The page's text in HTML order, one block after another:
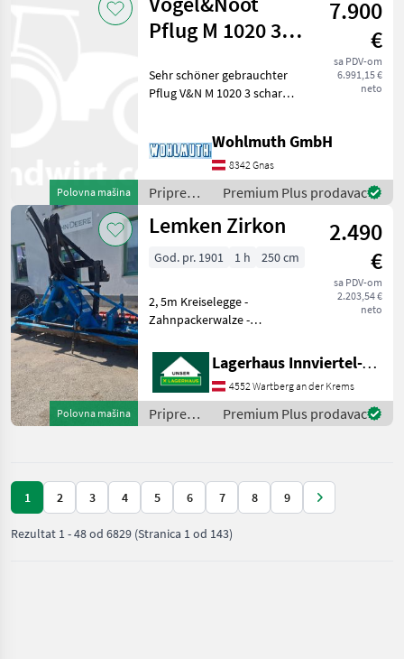
(plugovi,
kultivatori,
tanjurače
Stekro
Polovna mašina
Pflug M 1020 3
7.900
€
sa PDV-om
6.991,15 €
neto
Sehr schöner gebrauchter
Pflug V&N M 1020 3 schar
Vorschäler, Scheibensech,
Pendelstützrad, Hidraulični
plug obrtač, Br
Wohlmuth GmbH
8342 Gnas
Priprema/
obrada tla
(plugovi,
tanjurače
Vogel&Noot
Premium Plus prodavac
Polovna mašina
Lemken Zirkon
2.490
€
sa PDV-om
2.203,54 €
neto
God. pr. 1901 1 h 250 cm
2, 5m Kreiselegge -
Zahnpackerwalze -
Zapfwellendurchtrieb Roto
drljača, Kuka za kačenje,
Stražnji marker za tragove,
Priključno vratilo (ka
Lagerhaus Innviertel-Traunviertel-Urfahr eGen, Wartberg/Krems
4552 Wartberg an der Krems
Priprema/
obrada tla
tanjurače
i dr.) /
Premium Plus prodavac
1 2 3 4 5 6 7 8 9
Rezultat 1-48od 6829 (Stranica 1 od 143)